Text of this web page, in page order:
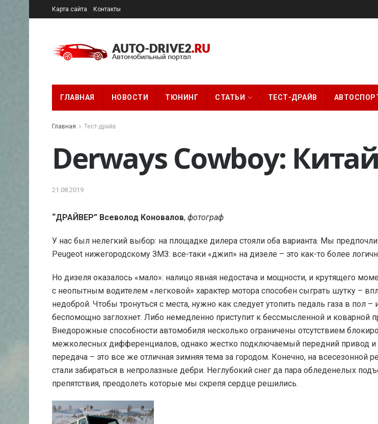
Карта сайта Контакты
ГЛАВНАЯ НОВОСТИ ТЮНИНГ СТАТЬИ ТЕСТ-ДРАЙВ
Главная Тест-драйв
Derways Cowboy:
21.08.2019
“ДРАЙВЕР” Всеволод Коновалов, фотограф
У нас был нелегкий выбор: на площадке дилера стояли оба варианта. Мы
Peugeot нижегородскому ЗМЗ: все-таки «джип» на дизеле – это как-то более
Но дизеля оказалось «мало»: налицо явная недостача и мощности, и крутящего
с неопытным водителем «легковой» характер мотора способен сыграть шутку –
недоброй. Чтобы тронуться с места, нужно как следует утопить педаль газа в пол
беспомощно заглохнет. Либо немедленно приступит к бессмысленной и коварной
Внедорожные способности автомобиля несколько ограничены отсутствием
межколесных дифференциалов, однако жестко подключаемый передний привод
передача – это все же отличная зимняя тема за городом. Конечно, на всесезонной
стали забираться в непролазные дебри. Неглубокий снег да пара обледенелых
препятствия, преодолеть которые мы скрепя сердце решились.